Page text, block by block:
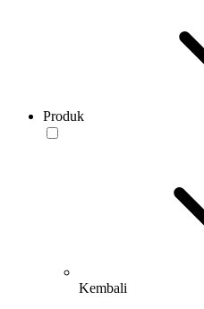
Produk
Kembali